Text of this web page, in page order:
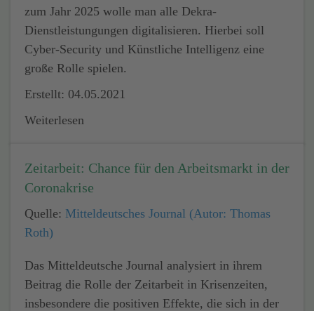
zum Jahr 2025 wolle man alle Dekra-
Dienstleistungungen digitalisieren. Hierbei soll
Cyber-Security und Künstliche Intelligenz eine
große Rolle spielen.
Erstellt: 04.05.2021
Weiterlesen
Zeitarbeit: Chance für den Arbeitsmarkt in der
Coronakrise
Quelle: Mitteldeutsches Journal (Autor: Thomas
Roth)
Das Mitteldeutsche Journal analysiert in ihrem
Beitrag die Rolle der Zeitarbeit in Krisenzeiten,
insbesondere die positiven Effekte, die sich in der